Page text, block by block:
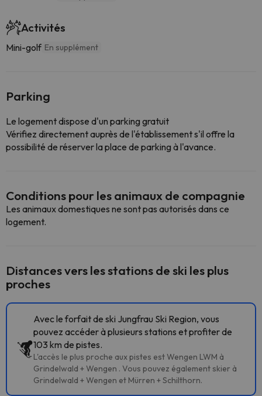
Activités
Mini-golf En supplément
Parking
Le logement dispose d'un parking gratuit
Vérifiez directement auprès de l'établissement s'il offre la
possibilité de réserver la place de parking à l'avance.
Conditions pour les animaux de compagnie
Les animaux domestiques ne sont pas autorisés dans ce
logement.
Distances vers les stations de ski les plus
proches
Avec le forfait de ski Jungfrau Ski Region, vous
pouvez accéder à plusieurs stations et profiter de
103 km de pistes.
L'accès le plus proche aux pistes est Wengen LWM à
Grindelwald + Wengen . Vous pouvez également skier à
Grindelwald + Wengen et Mürren + Schilthorn.